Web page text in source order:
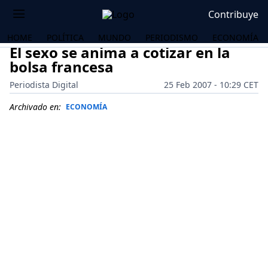
Contribuye
HOME POLÍTICA MUNDO PERIODISMO ECONOMÍA
El sexo se anima a cotizar en la
bolsa francesa
Periodista Digital
25 Feb 2007 - 10:29 CET
Archivado en: ECONOMÍA